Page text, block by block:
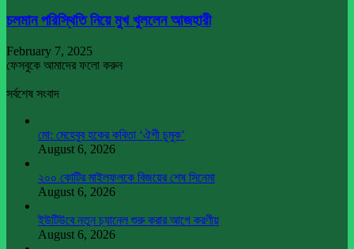
চলমান পরিস্থিতি নিয়ে মুখ খুললেন আজহারী
February 7, 2025
ফেসবুকে আমাদের ফলো করুন
সর্বশেষ সংবাদ
মো: মেহেবুব হকের কবিতা ‘ঐশী চুমুক’
August 6, 2026
২০০ কোটির মাইলফলকে বিজয়ের শেষ সিনেমা
August 6, 2026
ইউটিউবে নতুন চ্যানেল শুরু করার আগে করণীয়
August 6, 2026